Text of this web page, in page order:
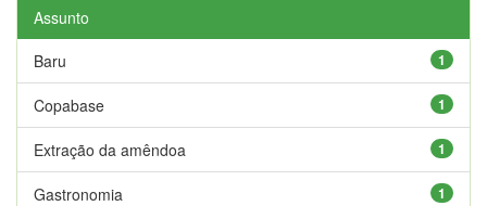
Assunto
1
Baru
1
Copabase
1
Extração da amêndoa
1
Gastronomia